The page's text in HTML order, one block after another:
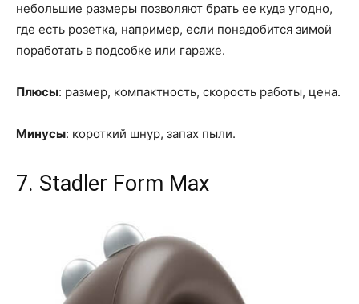
небольшие размеры позволяют брать ее куда угодно,
где есть розетка, например, если понадобится зимой
поработать в подсобке или гараже.
Плюсы: размер, компактность, скорость работы, цена.
Минусы: короткий шнур, запах пыли.
7. Stadler Form Max